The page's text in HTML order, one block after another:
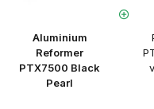
Aluminium
Reformer
PTX7500 Black
Pearl